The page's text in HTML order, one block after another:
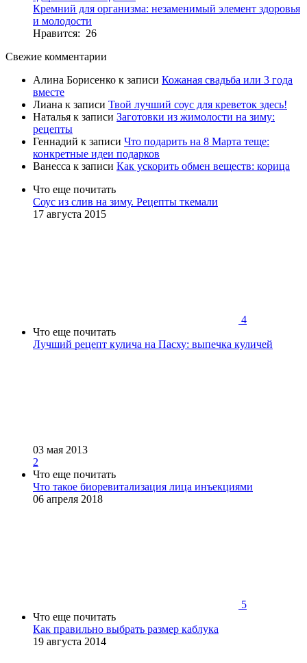
Кремний для организма: незаменимый элемент здоровья
и молодости
Нравится: 26
Свежие комментарии
Алина Борисенко к записи Кожаная свадьба или 3 года
вместе
Лиана к записи Твой лучший соус для креветок здесь!
Наталья к записи Заготовки из жимолости на зиму:
рецепты
Геннадий к записи Что подарить на 8 Марта теще:
конкретные идеи подарков
Ванесса к записи Как ускорить обмен веществ: корица
Что еще почитать
Cоус из слив на зиму. Рецепты ткемали
17 августа 2015
4
Что еще почитать
Лучший рецепт кулича на Пасху: выпечка куличей
03 мая 2013
2
Что еще почитать
Что такое биоревитализация лица инъекциями
06 апреля 2018
5
Что еще почитать
Как правильно выбрать размер каблука
19 августа 2014